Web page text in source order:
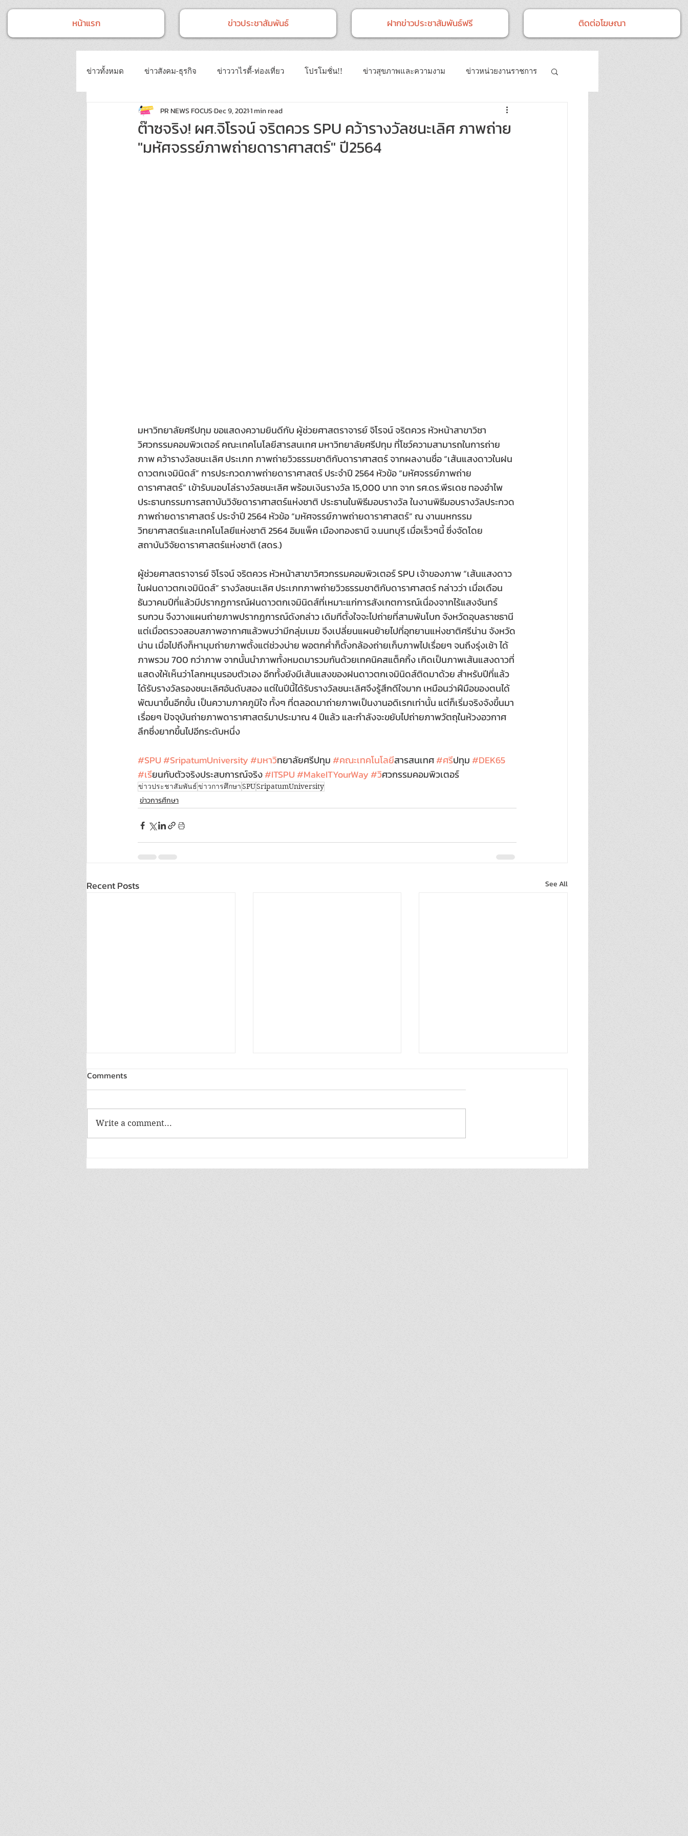
หน้าแรก ข่าวประชาสัมพันธ์ ฝากข่าวประชาสัมพันธ์ฟรี ติดต่อโฆษณา
ข่าวทั้งหมด ข่าวสังคม-ธุรกิจ ข่าววาไรตี้-ท่องเที่ยว โปรโมชั่น!! ข่าวสุขภาพและความงาม ข่าวหน่วยงานราชการ
ข่าวงานประชุม-อบรมสัมมนา ข่าวทั่วไป ข่าวการศึกษา
บทความประชาสัมพันธ์ Event ข่าวเทคโนโลยี IT
ต๊าซจริง! ผศ.จิโรจน์ จริตควร SPU คว้ารางวัลชนะเลิศ ภาพถ่าย
"มหัศจรรย์ภาพถ่ายดาราศาสตร์" ปี2564
PR NEWS FOCUSDec 9, 20211 min read
มหาวิทยาลัยศรีปทุม ขอแสดงความยินดีกับ ผู้ช่วยศาสตราจารย์ จิโรจน์ จริตควร หัวหน้าสาขาวิชา
วิศวกรรมคอมพิวเตอร์ คณะเทคโนโลยีสารสนเทศ มหาวิทยาลัยศรีปทุม ที่โชว์ความสามารถในการถ่าย
ภาพ คว้ารางวัลชนะเลิศ ประเภท ภาพถ่ายวิวธรรมชาติกับดาราศาสตร์ จากผลงานชื่อ “เส้นแสงดาวในฝน
ดาวตกเจมินิดส์” การประกวดภาพถ่ายดาราศาสตร์ ประจำปี 2564 หัวข้อ “มหัศจรรย์ภาพถ่าย
ดาราศาสตร์” เข้ารับมอบโล่รางวัลชนะเลิศ พร้อมเงินรางวัล 15,000 บาท จาก รศ.ดร.พีรเดช ทองอำไพ
ประธานกรรมการสถาบันวิจัยดาราศาสตร์แห่งชาติ ประธานในพิธีมอบรางวัล ในงานพิธีมอบรางวัลประกวด
ภาพถ่ายดาราศาสตร์ ประจำปี 2564 หัวข้อ “มหัศจรรย์ภาพถ่ายดาราศาสตร์” ณ งานมหกรรม
วิทยาศาสตร์และเทคโนโลยีแห่งชาติ 2564 อิมแพ็ค เมืองทองธานี จ.นนทบุรี เมื่อเร็วๆนี้ ซึ่งจัดโดย
สถาบันวิจัยดาราศาสตร์แห่งชาติ (สดร.)
ผู้ช่วยศาสตราจารย์ จิโรจน์ จริตควร หัวหน้าสาขาวิศวกรรมคอมพิวเตอร์ SPU เจ้าของภาพ “เส้นแสงดาว
ในฝนดาวตกเจมินิดส์” รางวัลชนะเลิศ ประเภทภาพถ่ายวิวธรรมชาติกับดาราศาสตร์ กล่าวว่า เมื่อเดือน
ธันวาคมปีที่แล้วมีปรากฏการณ์ฝนดาวตกเจมินิดส์ที่เหมาะแก่การสังเกตการณ์เนื่องจากไร้แสงจันทร์
รบกวน จึงวางแผนถ่ายภาพปรากฏการณ์ดังกล่าว เดิมทีตั้งใจจะไปถ่ายที่สามพันโบก จังหวัดอุบลราชธานี
แต่เมื่อตรวจสอบสภาพอากาศแล้วพบว่ามีกลุ่มเมฆ จึงเปลี่ยนแผนย้ายไปที่อุทยานแห่งชาติศรีน่าน จังหวัด
น่าน เมื่อไปถึงก็หามุมถ่ายภาพตั้งแต่ช่วงบ่าย พอตกค่ำก็ตั้งกล้องถ่ายเก็บภาพไปเรื่อยๆ จนถึงรุ่งเช้า ได้
ภาพรวม 700 กว่าภาพ จากนั้นนำภาพทั้งหมดมารวมกันด้วยเทคนิคสแต็คกิ้ง เกิดเป็นภาพเส้นแสงดาวที่
แสดงให้เห็นว่าโลกหมุนรอบตัวเอง อีกทั้งยังมีเส้นแสงของฝนดาวตกเจมินิดส์ติดมาด้วย สำหรับปีที่แล้ว
ได้รับรางวัลรองชนะเลิศอันดับสอง แต่ในปีนี้ได้รับรางวัลชนะเลิศจึงรู้สึกดีใจมาก เหมือนว่าฝีมือของตนได้
พัฒนาขึ้นอีกขั้น เป็นความภาคภูมิใจ ทั้งๆ ที่ตลอดมาถ่ายภาพเป็นงานอดิเรกเท่านั้น แต่ก็เริ่มจริงจังขึ้นมา
เรื่อยๆ ปัจจุบันถ่ายภาพดาราศาสตร์มาประมาณ 4 ปีแล้ว และกำลังจะขยับไปถ่ายภาพวัตถุในห้วงอวกาศ
ลึกซึ่งยากขึ้นไปอีกระดับหนึ่ง
#SPU#SripatumUniversity#มหาวิทยาลัยศรีปทุม #คณะเทคโนโลยีสารสนเทศ #ศรีปทุม #DEK65
#เรียนกับตัวจริงประสบการณ์จริง #ITSPU#MakeITYourWay#วิศวกรรมคอมพิวเตอร์
ข่าวประชาสัมพันธ์ข่าวการศึกษาSPUSripatumUniversity
ข่าวการศึกษา
Recent Posts See All
จัดกิจกรรม “ใต้โต๊ะทำงาน: ปัจฉิม
MOU TED Fellow 10 หน่วยงาน
ภาษาจีนสื่อสารธุรกิจ บินลัดฟ้า
Comments
Write a comment...